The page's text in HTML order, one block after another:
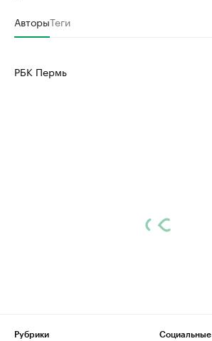
АвторыТеги
РБК Пермь
Рубрики
Социальные